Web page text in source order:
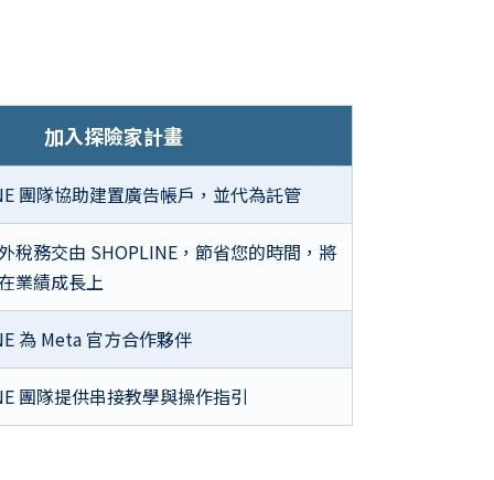
加入探險家計畫
團隊協助建置廣告帳戶，並代為託管
稅務交由 SHOPLINE，節省您的時間，將
業績成長上
為 Meta 官方合作夥伴
團隊提供串接教學與操作指引